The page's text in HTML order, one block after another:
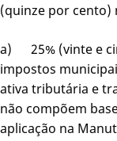
(quinze por cento)
a) 25% (vinte e
impostos
ativa tributária e
não compõem
aplicação na